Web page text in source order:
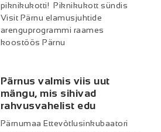
piknikukotti! Piknikukott sündis
Visit Pärnu elamusjuhtide
arenguprogrammi raames
koostöös Pärnu
Pärnus valmis viis uut
mängu, mis sihivad
rahvusvahelist edu
Pärnumaa Ettevõtlusinkubaatori